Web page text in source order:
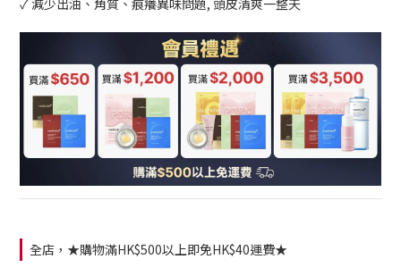
✓ 減少出油、角質、痕癢異味問題, 頭皮清爽一整天
全店，★購物滿HK$500以上即免HK$40運費★